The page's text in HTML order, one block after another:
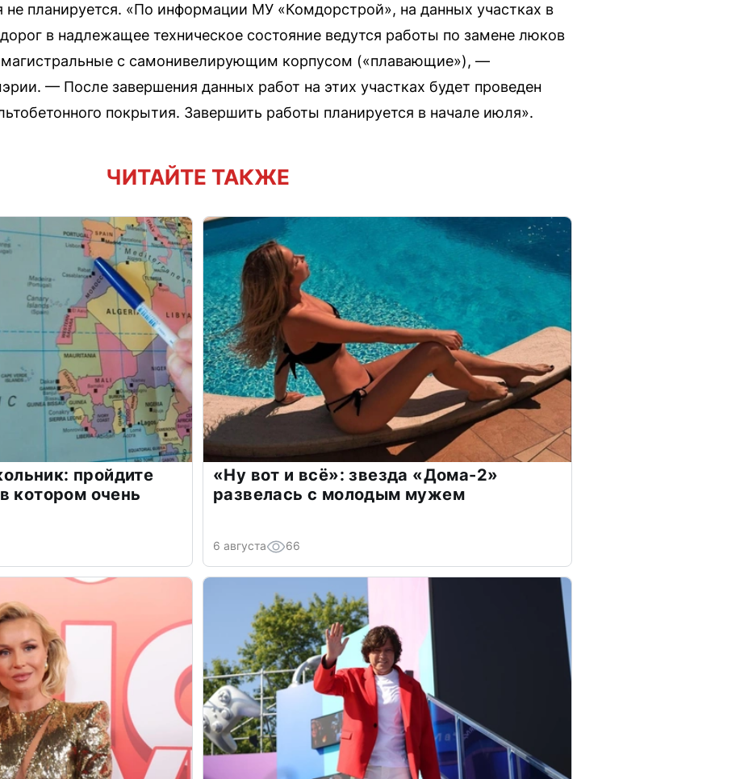
не планируется. «По информации МУ «Комдорстрой», на данных участках в
в надлежащее техническое состояние ведутся работы по замене люков
с самонивелирующим корпусом («плавающие»), —
— После завершения данных работ на этих участках будет проведен
покрытия. Завершить работы планируется в начале июля».
ЧИТАЙТЕ ТАКЖЕ
пройдите
котором очень
«Ну вот и всё»: звезда «Дома-2»
развелась с молодым мужем
6 августа 66